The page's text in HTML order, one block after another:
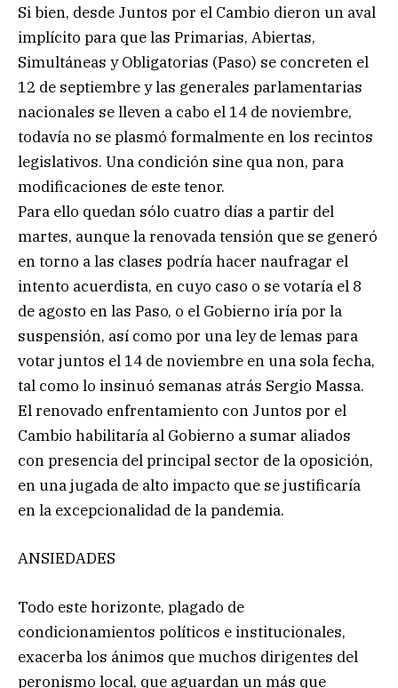
Si bien, desde Juntos por el Cambio dieron un aval
implícito para que las Primarias, Abiertas,
Simultáneas y Obligatorias (Paso) se concreten el
12 de septiembre y las generales parlamentarias
nacionales se lleven a cabo el 14 de noviembre,
todavía no se plasmó formalmente en los recintos
legislativos. Una condición sine qua non, para
modificaciones de este tenor.
Para ello quedan sólo cuatro días a partir del
martes, aunque la renovada tensión que se generó
en torno a las clases podría hacer naufragar el
intento acuerdista, en cuyo caso o se votaría el 8
de agosto en las Paso, o el Gobierno iría por la
suspensión, así como por una ley de lemas para
votar juntos el 14 de noviembre en una sola fecha,
tal como lo insinuó semanas atrás Sergio Massa.
El renovado enfrentamiento con Juntos por el
Cambio habilitaría al Gobierno a sumar aliados
con presencia del principal sector de la oposición,
en una jugada de alto impacto que se justificaría
en la excepcionalidad de la pandemia.
ANSIEDADES
Todo este horizonte, plagado de
condicionamientos políticos e institucionales,
exacerba los ánimos que muchos dirigentes del
peronismo local, que aguardan un más que